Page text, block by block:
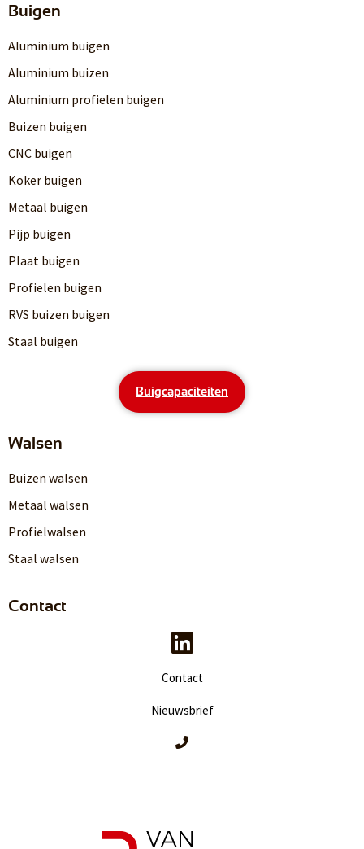
Buigen
Aluminium buigen
Aluminium buizen
Aluminium profielen buigen
Buizen buigen
CNC buigen
Koker buigen
Metaal buigen
Pijp buigen
Plaat buigen
Profielen buigen
RVS buizen buigen
Staal buigen
Buigcapaciteiten
Walsen
Buizen walsen
Metaal walsen
Profielwalsen
Staal walsen
Contact
Contact
Nieuwsbrief